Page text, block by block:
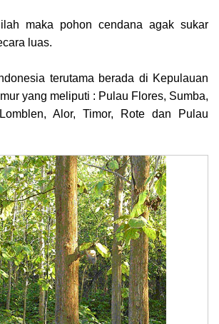
maka pohon cendana agak sukar
luas.
terutama berada di Kepulauan
yang meliputi : Pulau Flores, Sumba,
Alor, Timor, Rote dan Pulau